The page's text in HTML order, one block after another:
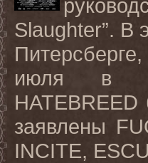
Slaughter”. В
июля в
HATEBREED
заявлены
INCITE,